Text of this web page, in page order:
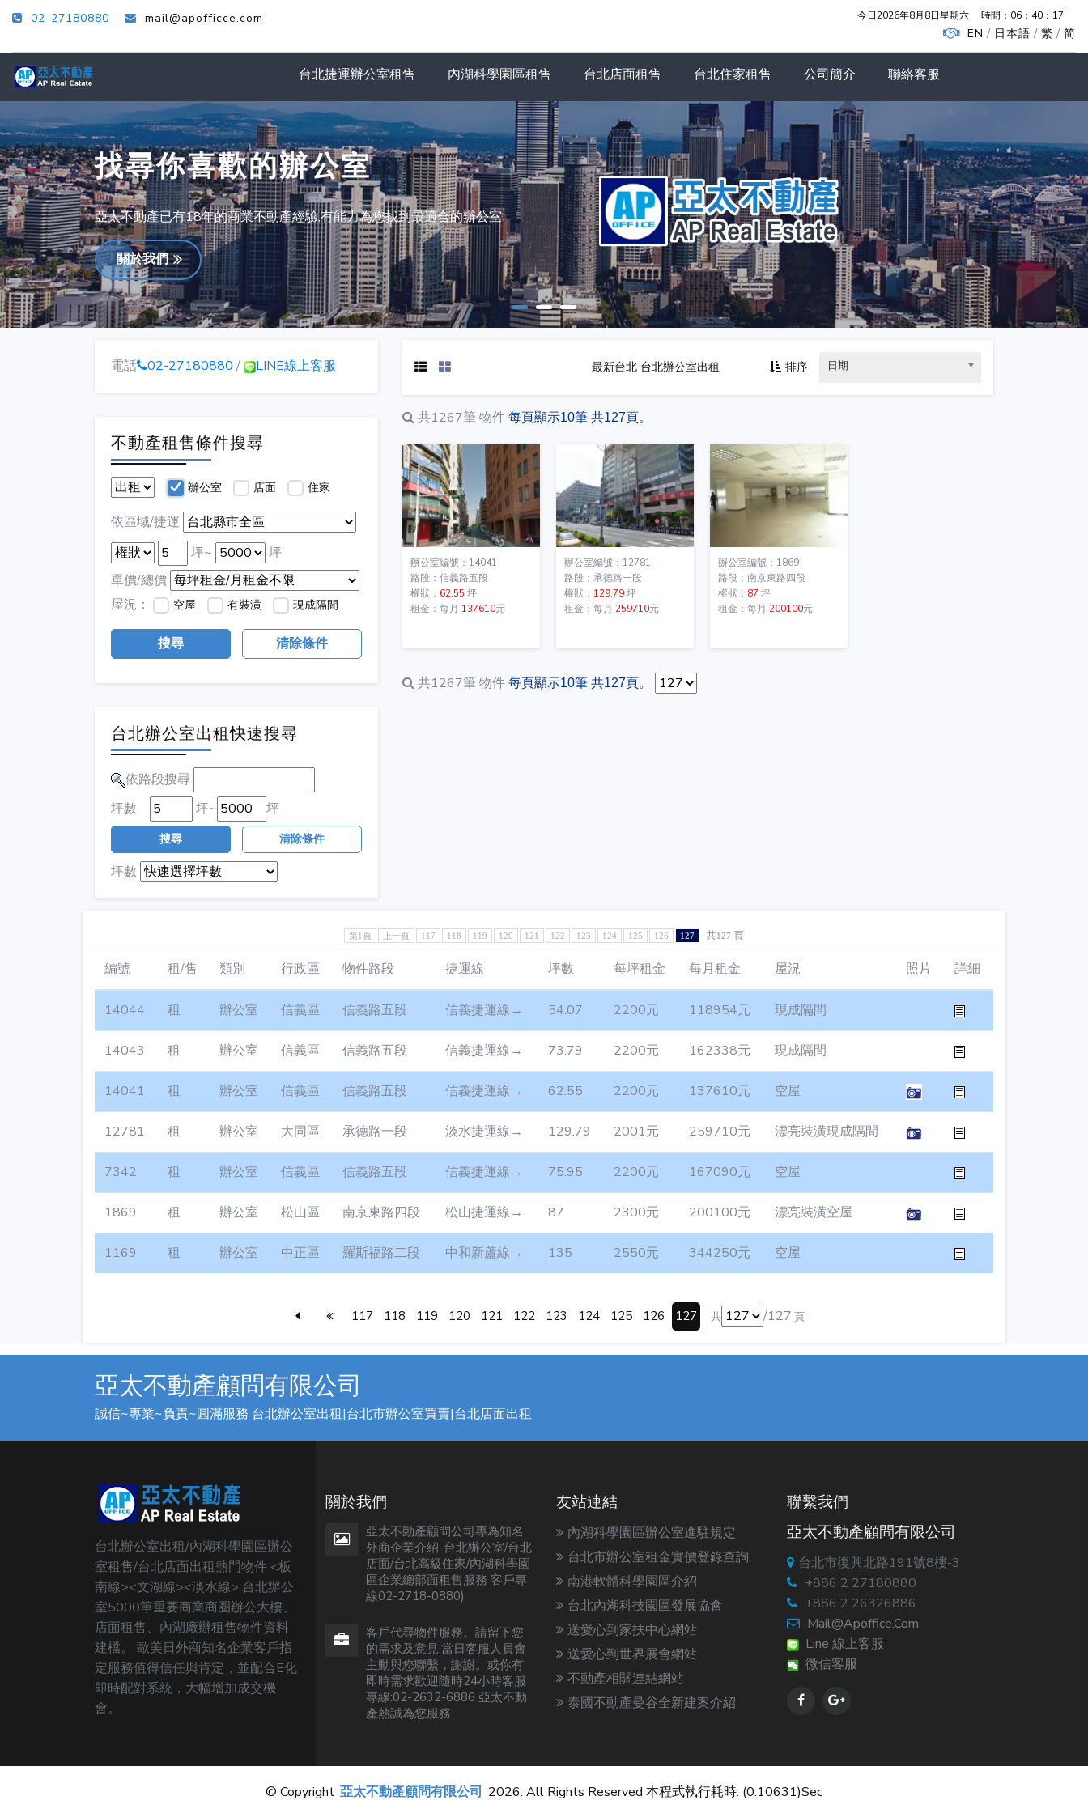
02-27180880 mail@apofficce.com 今日2026年8月8日星期六時間： 06：40：18
EN / 日本語 / 繁 / 简
台北捷運辦公室租售 內湖科學園區租售 台北店面租售 台北住家租售 公司簡介 聯絡客服
找尋你喜歡的辦公室
亞太不動產已有18年的商業不動產經驗,有能力為您找到最適合的辦公室
關於我們
電話 02-27180880 / LINE線上客服
不動產租售條件搜尋
辦公室 店面 住家
依區域/捷運
坪~
坪
單價/總價
屋況：
空屋 有裝潢 現成隔間
搜尋 清除條件
台北辦公室出租快速搜尋
依路段搜尋
坪數
坪~ 坪
搜尋 清除條件
坪數
最新台北 台北辦公室出租 排序 日期
共1267筆 物件 每頁顯示10筆 共127頁。
辦公室編號：14041
路段：信義路五段
權狀： 62.55 坪
租金：每月 137610元
辦公室編號：12781
路段：承德路一段
權狀： 129.79坪
租金：每月 259710元
辦公室編號：1869
路段：南京東路四段
權狀： 87 坪
租金：每月 200100元
共1267筆 物件 每頁顯示10筆 共127頁。
第1頁 上一頁 117 118 119 120 121 122 123 124 125 126 127 共127 頁
編號 租/售 類別 行政區 物件路段 捷運線 坪數 每坪租金 每月租金 屋況 照片 詳細
14044 租 辦公室 信義區 信義路五段 信義捷運線→ 54.07 2200元 118954元 現成隔間
14043 租 辦公室 信義區 信義路五段 信義捷運線→ 73.79 2200元 162338元 現成隔間
14041 租 辦公室 信義區 信義路五段 信義捷運線→ 62.55 2200元 137610元 空屋
12781 租 辦公室 大同區 承德路一段 淡水捷運線→ 129.79 2001元 259710元 漂亮裝潢現成隔間
7342 租 辦公室 信義區 信義路五段 信義捷運線→ 75.95 2200元 167090元 空屋
1869 租 辦公室 松山區 南京東路四段 松山捷運線→ 87 2300元 200100元 漂亮裝潢空屋
1169 租 辦公室 中正區 羅斯福路二段 中和新蘆線→ 135 2550元 344250元 空屋
117 118 119 120 121 122 123 124 125 126 127 共 /127 頁
亞太不動產顧問有限公司
誠信~專業~負責~圓滿服務 台北辦公室出租|台北市辦公室買賣|台北店面出租
台北辦公室出租/內湖科學園區辦公
室租售/台北店面出租熱門物件 <板
南線><文湖線><淡水線> 台北辦公
室5000筆重要商業商圈辦公大樓、
店面租售、內湖廠辦租售物件資料
建檔。 歐美日外商知名企業客戶指
定服務值得信任與肯定，並配合E化
即時配對系統，大幅增加成交機
會。
關於我們
亞太不動產顧問公司專為知名
外商企業介紹-台北辦公室/台北
店面/台北高級住家/內湖科學園
區企業總部面租售服務 客戶專
線02-2718-0880)
客戶代尋物件服務。請留下您
的需求及意見.當日客服人員會
主動與您聯繫，謝謝。或你有
即時需求歡迎隨時24小時客服
專線:02-2632-6886 亞太不動
產熱誠為您服務
友站連結
內湖科學園區辦公室進駐規定
台北市辦公室租金實價登錄查詢
南港軟體科學園區介紹
台北內湖科技園區發展協會
送愛心到家扶中心網站
送愛心到世界展會網站
不動產相關連結網站
泰國不動產曼谷全新建案介紹
聯繫我們
亞太不動產顧問有限公司
台北市復興北路191號8樓-3
+886 2 27180880
+886 2 26326886
Mail@apoffice.com
Line 線上客服
微信客服
© Copyright 亞太不動產顧問有限公司 2026. All Rights Reserved 本程式執行耗時: (0.10631)sec